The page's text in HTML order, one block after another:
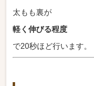
太もも裏が
軽く伸びる程度
で20秒ほど行います。